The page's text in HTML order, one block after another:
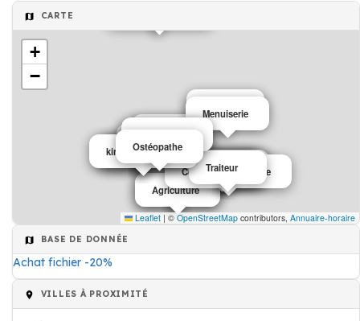
CARTE
Agriculture
Agriculture
Agriculture
Lingerie
Chauffage
Boiserie
Menuiserie
photographe
Agriculture
photographe
Constructeur piscine
Traiteur
Ostéopathe
Psychologue
kinésithérapeute
Ostéopathe
+
−
Leaflet | © OpenStreetMap contributors, Annuaire-horaire
BASE DE DONNÉE
Achat fichier -20%
VILLES À PROXIMITÉ